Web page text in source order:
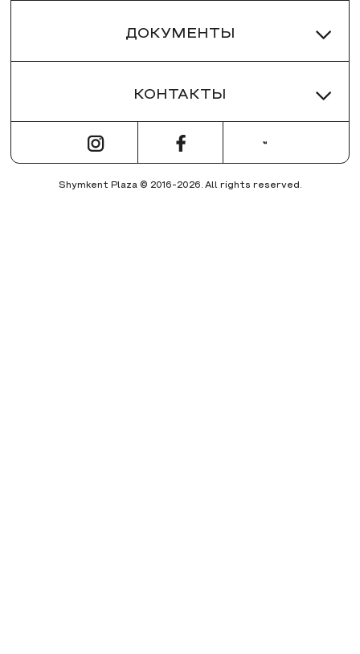
ПРАВИЛА ТРЦ
ОБЩАЯ ИНФОРМАЦИЯ О ТРЦ
ДОКУМЕНТЫ
РЕСЕПШН DOSTYK PLAZA:
КОНТАКТЫ
Shymkent Plaza © 2016-2026. All rights reserved.